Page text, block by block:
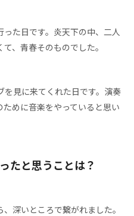
た日です。炎天下の中、二人
、青春そのものでした。
見に来てくれた日です。演奏
めに音楽をやっていると思い
たと思うことは？
深いところで繋がれました。